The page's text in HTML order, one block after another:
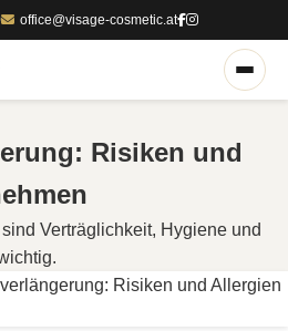
office@visage-cosmetic.at
Risiken und
Verträglichkeit, Hygiene und
Risiken und Allergien